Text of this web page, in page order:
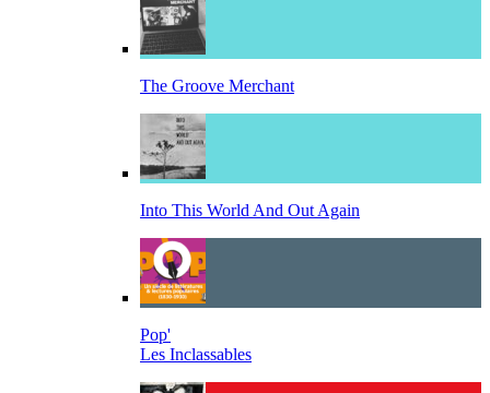
The Groove Merchant
Into This World And Out Again
Pop'
Les Inclassables